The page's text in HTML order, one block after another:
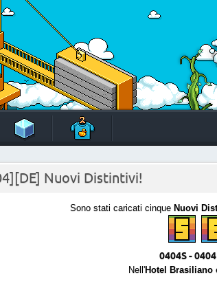
Nuovi Distintivi!
Sono stati caricati cinque Nuovi
0404S -
Nell'Hotel Brasiliano